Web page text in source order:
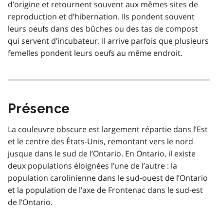
d’origine et retournent souvent aux mêmes sites de
reproduction et d’hibernation. Ils pondent souvent
leurs oeufs dans des bûches ou des tas de compost
qui servent d’incubateur. Il arrive parfois que plusieurs
femelles pondent leurs oeufs au même endroit.
Présence
La couleuvre obscure est largement répartie dans l’Est
et le centre des États-Unis, remontant vers le nord
jusque dans le sud de l’Ontario. En Ontario, il existe
deux populations éloignées l’une de l’autre : la
population carolinienne dans le sud-ouest de l’Ontario
et la population de l’axe de Frontenac dans le sud-est
de l’Ontario.